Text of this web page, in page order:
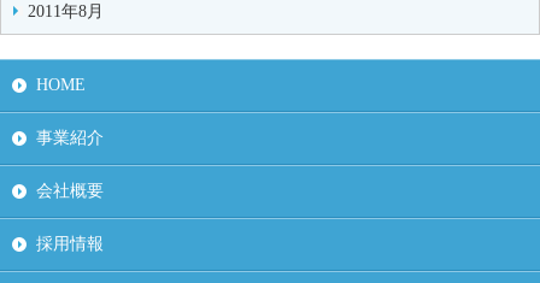
2011年8月
HOME
事業紹介
会社概要
採用情報